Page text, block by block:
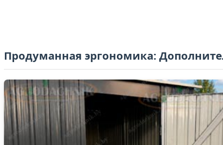
Продуманная эргономика: